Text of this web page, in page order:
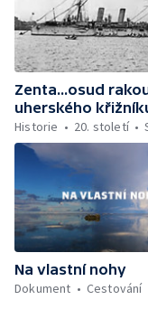
Zenta...osud
uherského
Historie
20. století
Na vlastní nohy
Dokument
Cestování